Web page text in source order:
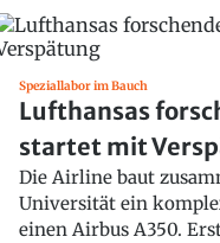
Speziallabor im Bauch
Lufthansas
startet mit
Die Airline baut
Universität ein
einen Airbus A350.